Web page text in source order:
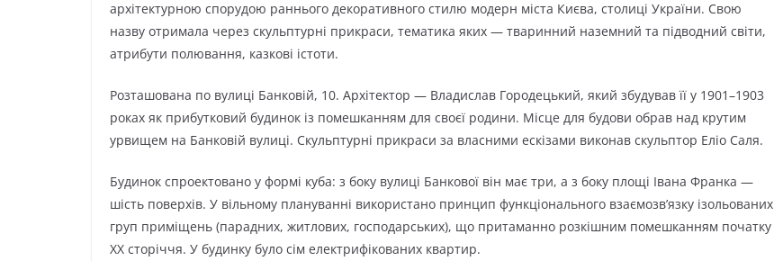
архітектурною спорудою раннього декоративного стилю модерн міста Києва, столиці України. Свою
назву отримала через скульптурні прикраси, тематика яких — тваринний наземний та підводний світи,
атрибути полювання, казкові істоти.
Розташована по вулиці Банковій, 10. Архітектор — Владислав Городецький, який збудував її у 1901–1903
роках як прибутковий будинок із помешканням для своєї родини. Місце для будови обрав над крутим
урвищем на Банковій вулиці. Скульптурні прикраси за власними ескізами виконав скульптор Еліо Саля.
Будинок спроектовано у формі куба: з боку вулиці Банкової він має три, а з боку площі Івана Франка —
шість поверхів. У вільному плануванні використано принцип функціонального взаємозв’язку ізольованих
груп приміщень (парадних, житлових, господарських), що притаманно розкішним помешканням початку
ХХ сторіччя. У будинку було сім електрифікованих квартир.